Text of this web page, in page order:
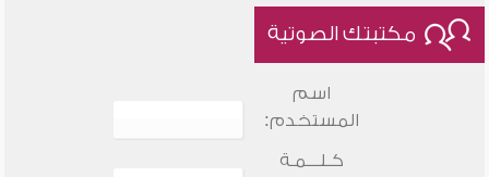
مكتبتك الصوتية
اسم
المستخدم:
كـلـــمـة